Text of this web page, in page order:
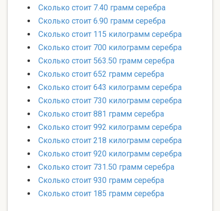
Сколько стоит 7.40 грамм серебра
Сколько стоит 6.90 грамм серебра
Сколько стоит 115 килограмм серебра
Сколько стоит 700 килограмм серебра
Сколько стоит 563.50 грамм серебра
Сколько стоит 652 грамм серебра
Сколько стоит 643 килограмм серебра
Сколько стоит 730 килограмм серебра
Сколько стоит 881 грамм серебра
Сколько стоит 992 килограмм серебра
Сколько стоит 218 килограмм серебра
Сколько стоит 920 килограмм серебра
Сколько стоит 731.50 грамм серебра
Сколько стоит 930 грамм серебра
Сколько стоит 185 грамм серебра